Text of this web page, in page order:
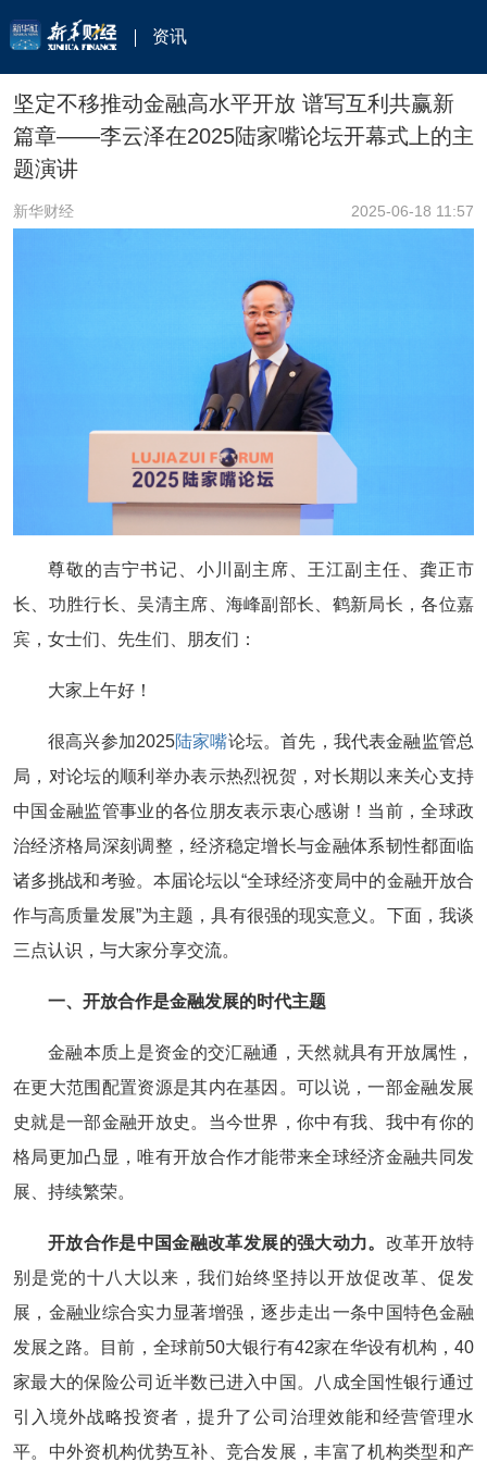
资讯
坚定不移推动金融高水平开放 谱写互利共赢新
篇章——李云泽在2025陆家嘴论坛开幕式上的主
题演讲
新华财经 2025-06-18 11:57
尊敬的吉宁书记、小川副主席、王江副主任、龚正市
长、功胜行长、吴清主席、海峰副部长、鹤新局长，各位嘉
宾，女士们、先生们、朋友们：
大家上午好！
很高兴参加2025陆家嘴论坛。首先，我代表金融监管总
局，对论坛的顺利举办表示热烈祝贺，对长期以来关心支持
中国金融监管事业的各位朋友表示衷心感谢！当前，全球政
治经济格局深刻调整，经济稳定增长与金融体系韧性都面临
诸多挑战和考验。本届论坛以“全球经济变局中的金融开放合
作与高质量发展”为主题，具有很强的现实意义。下面，我谈
三点认识，与大家分享交流。
一、开放合作是金融发展的时代主题
金融本质上是资金的交汇融通，天然就具有开放属性，
在更大范围配置资源是其内在基因。可以说，一部金融发展
史就是一部金融开放史。当今世界，你中有我、我中有你的
格局更加凸显，唯有开放合作才能带来全球经济金融共同发
展、持续繁荣。
开放合作是中国金融改革发展的强大动力。 改革开放特
别是党的十八大以来，我们始终坚持以开放促改革、促发
展，金融业综合实力显著增强，逐步走出一条中国特色金融
发展之路。目前，全球前50大银行有42家在华设有机构，40
家最大的保险公司近半数已进入中国。八成全国性银行通过
引入境外战略投资者，提升了公司治理效能和经营管理水
平。中外资机构优势互补、竞合发展，丰富了机构类型和产